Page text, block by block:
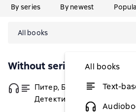
By series By newest
All books
All books
Text-
Without series
Питер, Брейн и Малыш.
Детективные приключения